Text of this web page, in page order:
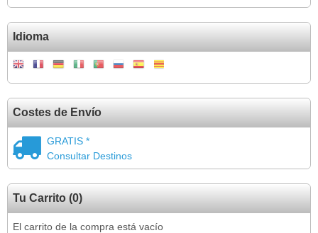
Idioma
Costes de Envío
GRATIS *
Consultar Destinos
Tu Carrito (0)
El carrito de la compra está vacío